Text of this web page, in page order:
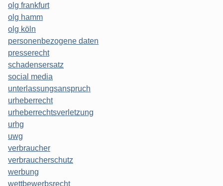
olg frankfurt
olg hamm
olg köln
personenbezogene daten
presserecht
schadensersatz
social media
unterlassungsanspruch
urheberrecht
urheberrechtsverletzung
urhg
uwg
verbraucher
verbraucherschutz
werbung
wettbewerbsrecht